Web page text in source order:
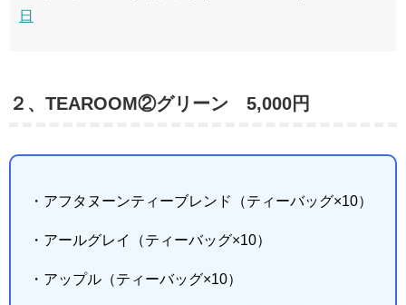
日
２、TEAROOM②グリーン 5,000円
・アフタヌーンティーブレンド（ティーバッグ×10）
・アールグレイ（ティーバッグ×10）
・アップル（ティーバッグ×10）